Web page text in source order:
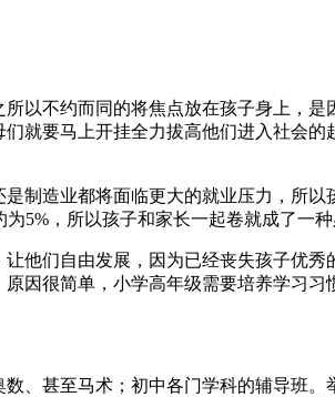
以不约而同的将焦点放在孩子身上，
就要马上开挂全力拔高他们进入社会
制造业都将面临更大的就业压力，所
5%，所以孩子和家长一起卷就成了一种
他们自由发展，因为已经丧失孩子优
因很简单，小学高年级需要培养学习
、甚至马术；初中各门学科的辅导班